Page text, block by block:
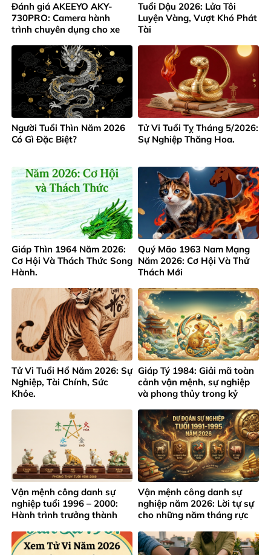
Đánh giá AKEEYO AKY-
730PRO: Camera hành
trình chuyên dụng cho xe
Tuổi Dậu 2026: Lửa Tôi
Luyện Vàng, Vượt Khó Phát
Tài
Người Tuổi Thìn Năm 2026
Có Gì Đặc Biệt?
Tử Vi Tuổi Tỵ Tháng 5/2026:
Sự Nghiệp Thăng Hoa.
Giáp Thìn 1964 Năm 2026:
Cơ Hội Và Thách Thức Song
Hành.
Quý Mão 1963 Nam Mạng
Năm 2026: Cơ Hội Và Thử
Thách Mới
Tử Vi Tuổi Hổ Năm 2026: Sự
Nghiệp, Tài Chính, Sức
Khỏe.
Giáp Tý 1984: Giải mã toàn
cảnh vận mệnh, sự nghiệp
và phong thủy trong kỷ
Vận mệnh công danh sự
nghiệp tuổi 1996 – 2000:
Hành trình trưởng thành
Vận mệnh công danh sự
nghiệp năm 2026: Lời tự sự
cho những năm tháng rực